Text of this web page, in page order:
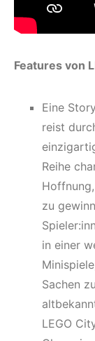
Features von
Eine
reist
Reihe
zu
in einer
Sachen
LEGO